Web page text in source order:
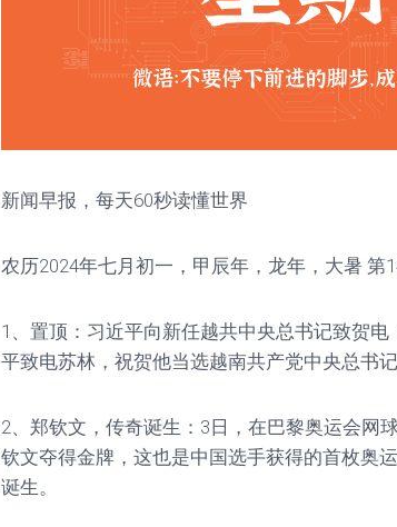
新闻早报，每天60秒读懂世界
农历2024年七月初一，甲辰年，龙年，大暑 第
1、置顶：习近平向新任越共中央总书记致贺
平致电苏林，祝贺他当选越南共产党中央总书
2、郑钦文，传奇诞生：3日，在巴黎奥运会网
钦文夺得金牌，这也是中国选手获得的首枚奥
诞生。